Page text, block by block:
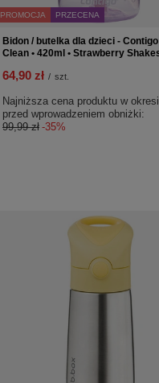
PROMOCJA PRZECENA
Bidon / butelka dla dzieci -
Clean • 420ml • Strawberry
64,90 zł / szt.
Najniższa cena produktu w
przed wprowadzeniem obniżki:
99,99 zł -35%